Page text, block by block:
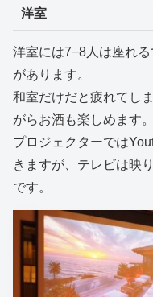
洋室
洋室には7−8人は座れ
があります。
和室だけだと疲れてし
がらお酒も楽しめます。
プロジェクターでは
きますが、テレビは映
です。